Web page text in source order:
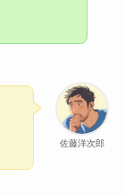
佐藤洋次郎